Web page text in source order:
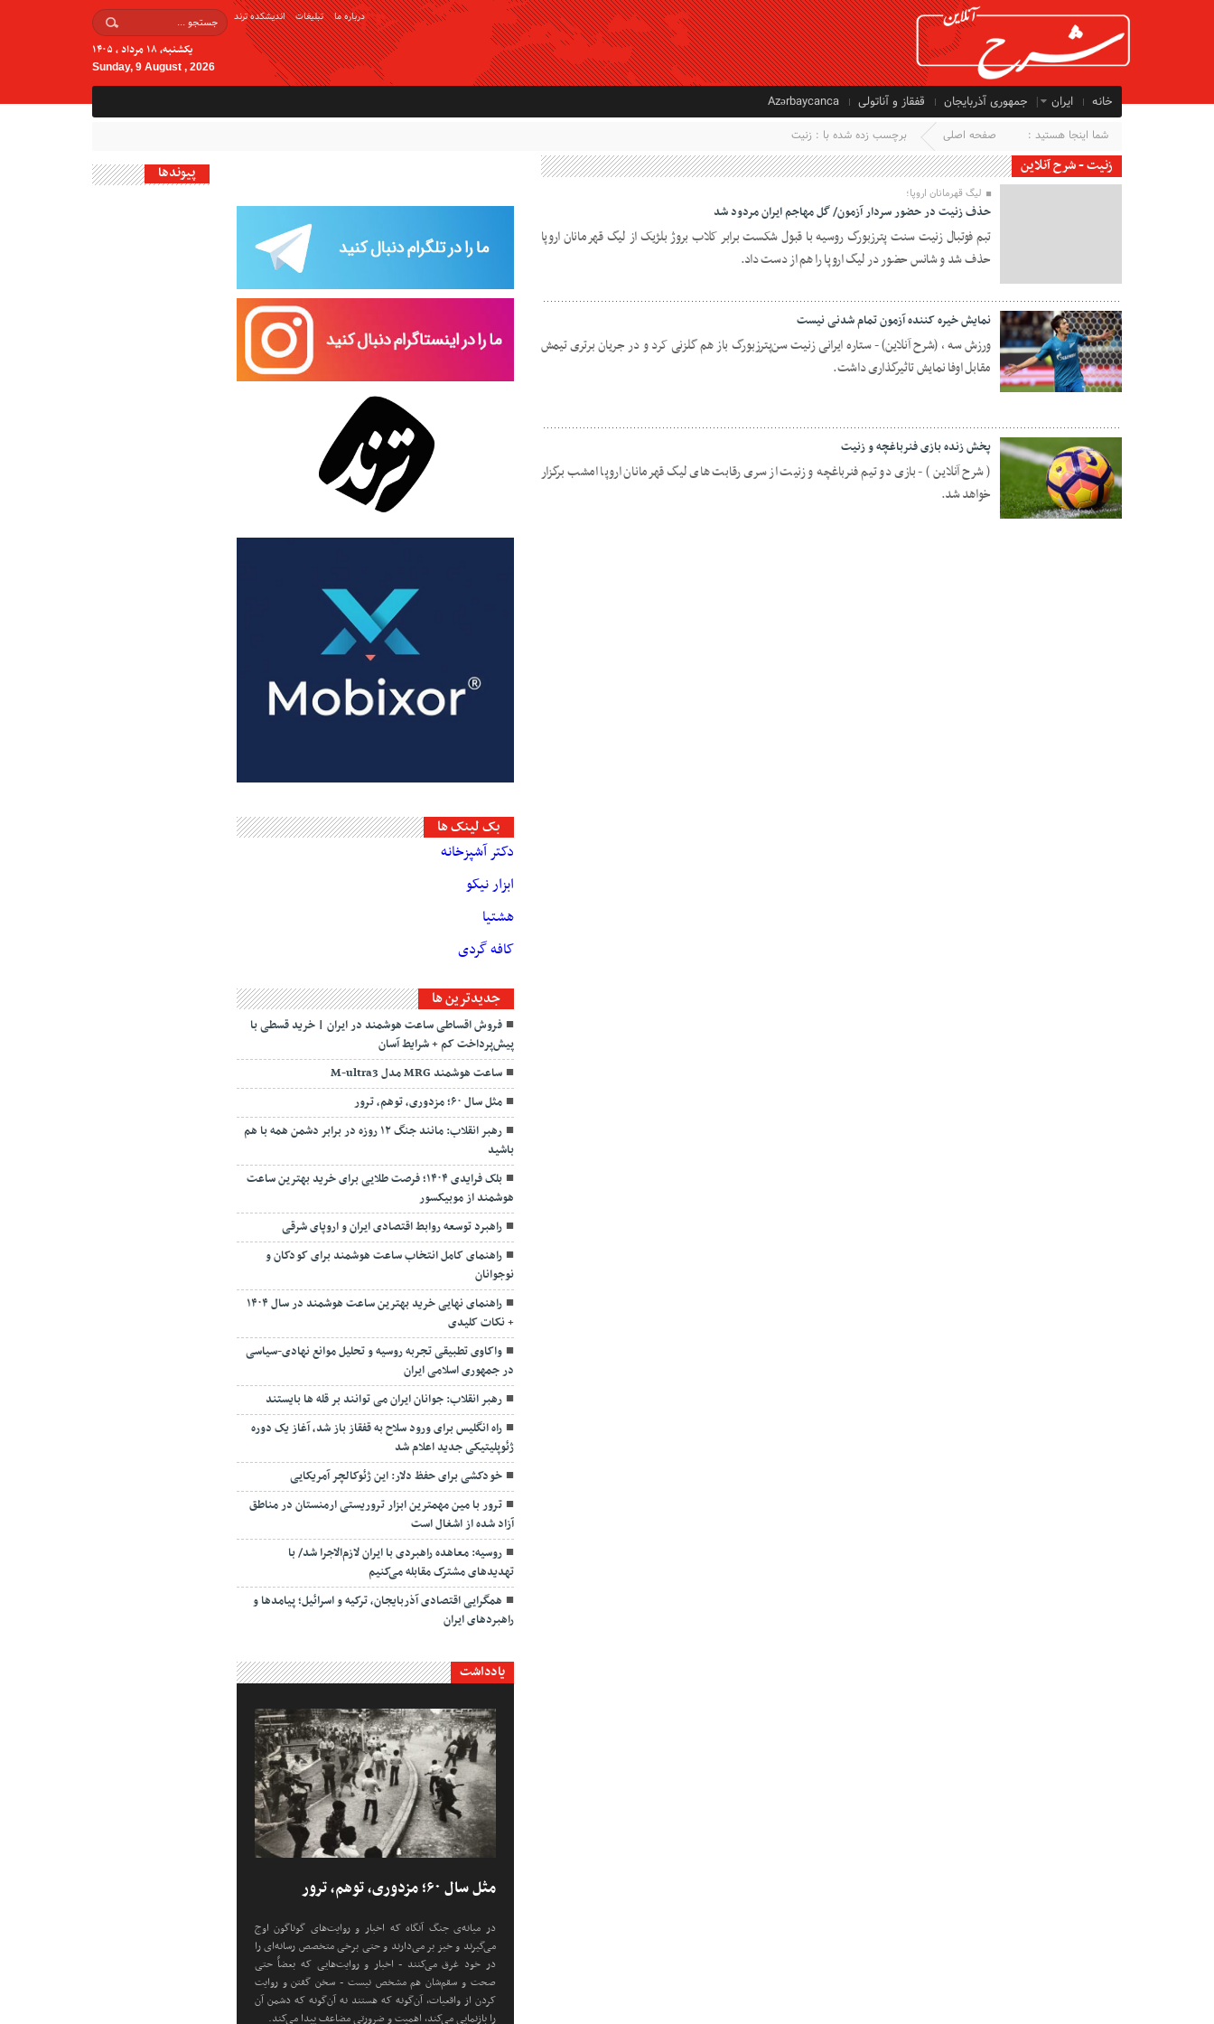
اندیشکده ترند تبلیغات درباره ما
یکشنبه, ۱۸ مرداد , ۱۴۰۵
Sunday, 9 August , 2026
خانه ایران جمهوری آذربایجان قفقاز و آناتولی Azərbaycanca
شما اینجا هستید : صفحه اصلی برچسب زده شده با : زنیت
زنیت - شرح آنلاین
03 دسامبر 2020
لیگ قهرمانان اروپا؛
حذف زنیت در حضور سردار آزمون/ گل مهاجم ایران مردود شد
تبم فوتبال زنیت سنت پترزبورگ روسیه با قبول شکست برابر کلاب بروژ بلژیک از لیگ قهرمانان اروپا
حذف شد و شانس حضور در لیگ اروپا را هم از دست داد.
11 مارس 2019
نمایش خیره کننده آزمون تمام شدنی نیست
ورزش سه ، (شرح آنلاین) - ستاره ایرانی زنیت سن‌پترزبورگ باز هم گلزنی کرد و در جریان برتری تیمش
مقابل اوفا نمایش تاثیرگذاری داشت.
12 فوریه 2019
پخش زنده بازی فنرباغچه و زنیت
( شرح آنلاین ) - بازی دو تیم فنرباغچه و زنیت از سری رقابت های لیگ قهرمانان اروپا امشب برگزار
خواهد شد.
بک لینک ها
دکتر آشپزخانه
ابزار نیکو
هشتیا
کافه گردی
جديدترين ها
فروش اقساطی ساعت هوشمند در ایران | خرید قسطی با
پیش‌پرداخت کم + شرایط آسان
ساعت هوشمند MRG مدل M-ultra3
مثل سال ۶۰؛ مزدوری، توهم، ترور
رهبر انقلاب: مانند جنگ ۱۲ روزه در برابر دشمن همه با هم
باشید
بلک فرایدی ۱۴۰۴؛ فرصت طلایی برای خرید بهترین ساعت
هوشمند از موبیکسور
راهبرد توسعه روابط اقتصادی ایران و اروپای شرقی
راهنمای کامل انتخاب ساعت هوشمند برای کودکان و
نوجوانان
راهنمای نهایی خرید بهترین ساعت هوشمند در سال ۱۴۰۴
+ نکات کلیدی
واکاوی تطبیقی تجربه روسیه و تحلیل موانع نهادی-سیاسی
در جمهوری اسلامی ایران
رهبر انقلاب: جوانان ایران می توانند بر قله ها بایستند
راه انگلیس برای ورود سلاح به قفقاز باز شد، آغاز یک دوره
ژئوپلیتیکی جدید اعلام شد
خودکشی برای حفظ دلار: این ژئوکالچر آمریکایی
ترور با مین مهمترین ابزار تروریستی ارمنستان در مناطق
آزاد شده از اشغال است
روسیه: معاهده راهبردی با ایران لازم‌الاجرا شد/ با
تهدیدهای مشترک مقابله می‌کنیم
همگرایی اقتصادی آذربایجان، ترکیه و اسرائیل؛ پیامدها و
راهبردهای ایران
یادداشت
مثل سال ۶۰؛ مزدوری، توهم، ترور
در میانه‌ی جنگ آنگاه که اخبار و روایت‌های گوناگون اوج
می‌گیرند و خیز بر می‌دارند و حتی برخی متخصص رسانه‌ای را
در خود غرق می‌کنند - اخبار و روایت‌هایی که بعضاً حتی
صحت و سقم‌شان هم مشخص نیست - سخن گفتن و روایت
کردن از واقعیات، آن‌گونه که هستند نه آن‌گونه که دشمن آن
را بازنمایی می‌کند، اهمیت و ضرورتی مضاعف پیدا می‌کند.
پیوندها